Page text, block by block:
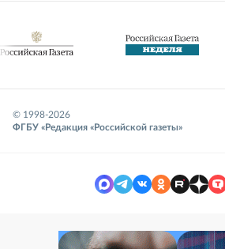
© 1998-2026
ФГБУ «Редакция «Российской газеты»